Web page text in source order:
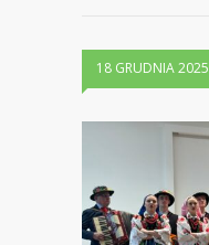
18 GRUDNIA 2025